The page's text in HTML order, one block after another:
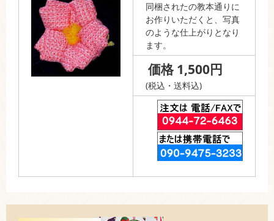
同梱されたの教本通りに
お作りいただくと、写真
のような仕上がりとなり
ます。
価格 1,500円
(税込・送料込)